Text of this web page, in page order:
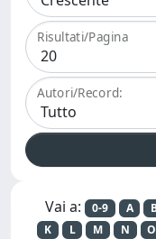
Risultati/Pagina
Autori/Record:
Vai a: 0-9 A
K
L M N O